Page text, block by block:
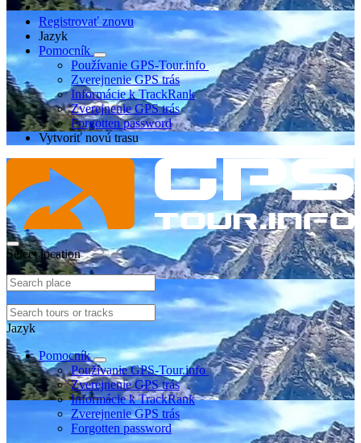
Registrovať znovu
Jazyk
Pomocník
Používanie GPS-Tour.info
Zverejnenie GPS trás
Informácie k TrackRank
Zverejnenie GPS trás
Forgotten password
Vytvoriť novú trasu
Select location
Jazyk
Pomocník
Používanie GPS-Tour.info
Zverejnenie GPS trás
Informácie k TrackRank
Zverejnenie GPS trás
Forgotten password